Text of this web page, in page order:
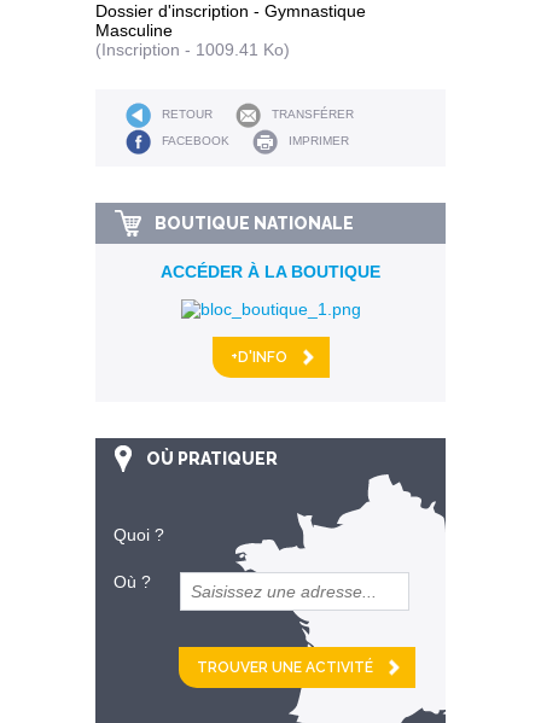
Dossier d'inscription - Gymnastique
Masculine
(Inscription - 1009.41 Ko)
RETOUR
TRANSFÉRER
FACEBOOK
IMPRIMER
BOUTIQUE NATIONALE
ACCÉDER À LA BOUTIQUE
+D'INFO
OÙ PRATIQUER
Quoi ?
Où ?
et